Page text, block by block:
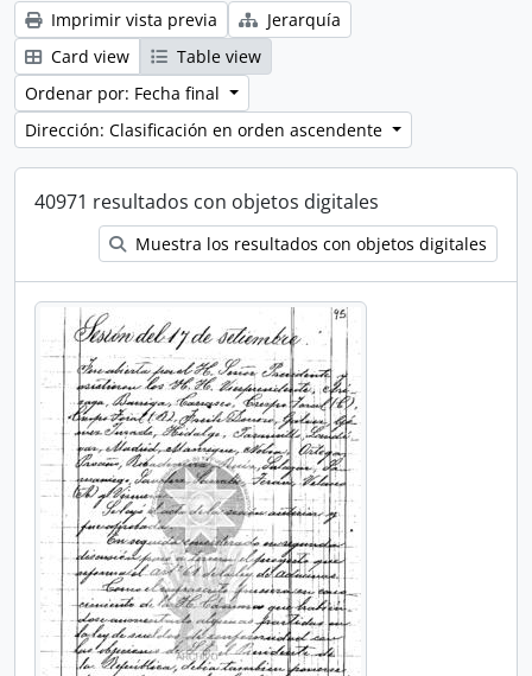
Imprimir vista previa
Jerarquía
Card view
Table view
Ordenar por: Fecha final
Dirección: Clasificación en orden ascendente
40971 resultados con objetos digitales
Muestra los resultados con objetos digitales